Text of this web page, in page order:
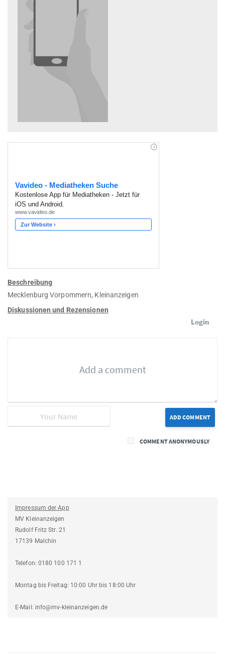
Beschreibung
Mecklenburg Vorpommern, Kleinanzeigen
Diskussionen und Rezensionen
Login
ADD COMMENT
COMMENT ANONYMOUSLY
Impressum der App
MV Kleinanzeigen
Rudolf Fritz Str. 21
17139 Malchin
Telefon: 0180 100 171 1
Montag bis Freitag: 10:00 Uhr bis 18:00 Uhr
E-Mail: info@mv-kleinanzeigen.de